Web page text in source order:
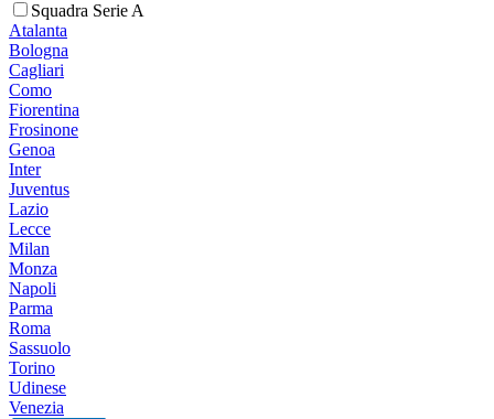
Squadra Serie A
Atalanta
Bologna
Cagliari
Como
Fiorentina
Frosinone
Genoa
Inter
Juventus
Lazio
Lecce
Milan
Monza
Napoli
Parma
Roma
Sassuolo
Torino
Udinese
Venezia